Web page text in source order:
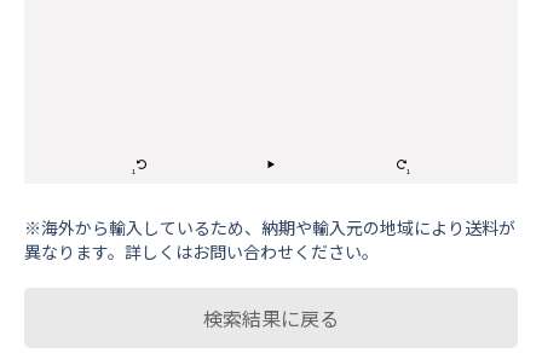
※海外から輸⼊しているため、納期や輸⼊元の地域により送料が
異なります。詳しくはお問い合わせください。
検索結果に戻る